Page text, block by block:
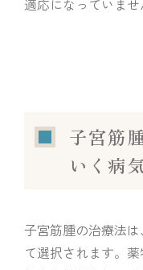
子宮筋
いく病
子宮筋腫の治療法
て選択されます。